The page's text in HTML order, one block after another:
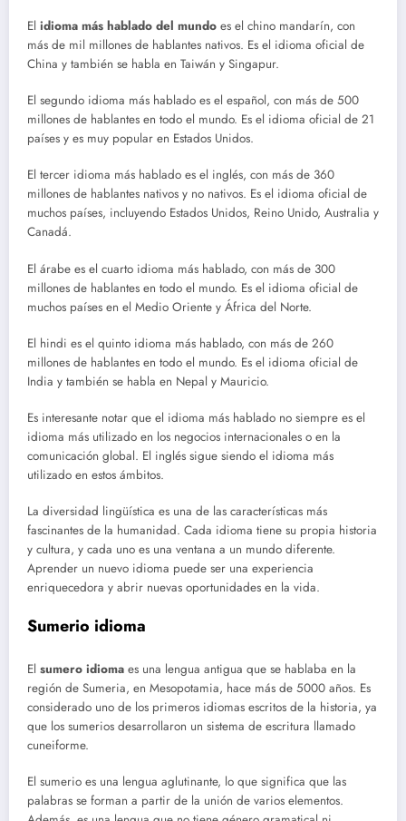
El idioma más hablado del mundo es el chino mandarín, con
más de mil millones de hablantes nativos. Es el idioma oficial de
China y también se habla en Taiwán y Singapur.
El segundo idioma más hablado es el español, con más de 500
millones de hablantes en todo el mundo. Es el idioma oficial de 21
países y es muy popular en Estados Unidos.
El tercer idioma más hablado es el inglés, con más de 360
millones de hablantes nativos y no nativos. Es el idioma oficial de
muchos países, incluyendo Estados Unidos, Reino Unido, Australia y
Canadá.
El árabe es el cuarto idioma más hablado, con más de 300
millones de hablantes en todo el mundo. Es el idioma oficial de
muchos países en el Medio Oriente y África del Norte.
El hindi es el quinto idioma más hablado, con más de 260
millones de hablantes en todo el mundo. Es el idioma oficial de
India y también se habla en Nepal y Mauricio.
Es interesante notar que el idioma más hablado no siempre es el
idioma más utilizado en los negocios internacionales o en la
comunicación global. El inglés sigue siendo el idioma más
utilizado en estos ámbitos.
La diversidad lingüística es una de las características más
fascinantes de la humanidad. Cada idioma tiene su propia historia
y cultura, y cada uno es una ventana a un mundo diferente.
Aprender un nuevo idioma puede ser una experiencia
enriquecedora y abrir nuevas oportunidades en la vida.
Sumerio idioma
El sumero idioma es una lengua antigua que se hablaba en la
región de Sumeria, en Mesopotamia, hace más de 5000 años. Es
considerado uno de los primeros idiomas escritos de la historia, ya
que los sumerios desarrollaron un sistema de escritura llamado
cuneiforme.
El sumerio es una lengua aglutinante, lo que significa que las
palabras se forman a partir de la unión de varios elementos.